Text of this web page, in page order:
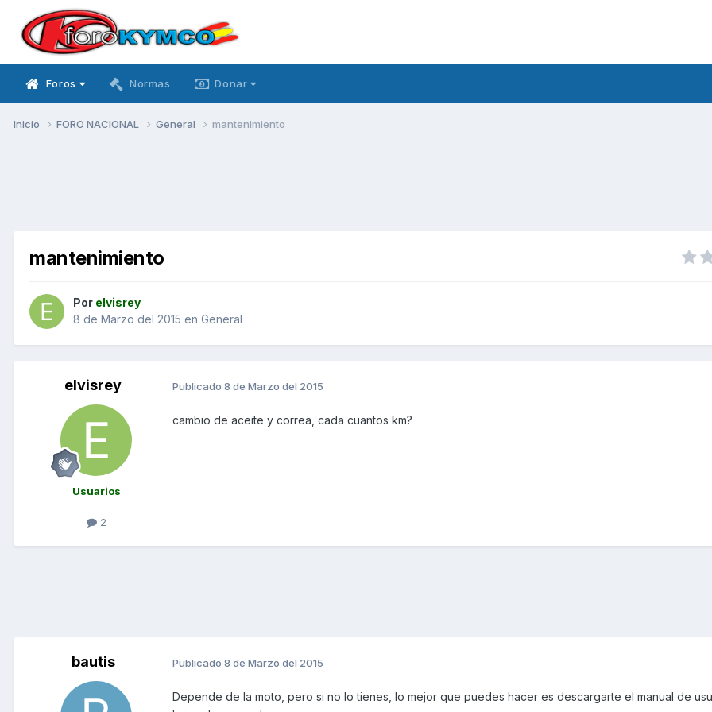
Foros Normas Donar
Inicio FORO NACIONAL General mantenimiento
mantenimiento
Por elvisrey
8 de Marzo del 2015 en General
elvisrey
Usuarios
2
Publicado 8 de Marzo del 2015
cambio de aceite y correa, cada cuantos km?
bautis Publicado 8 de Marzo del 2015
Depende de la moto, pero si no lo tienes, lo mejor que puedes hacer es descargarte el manual de